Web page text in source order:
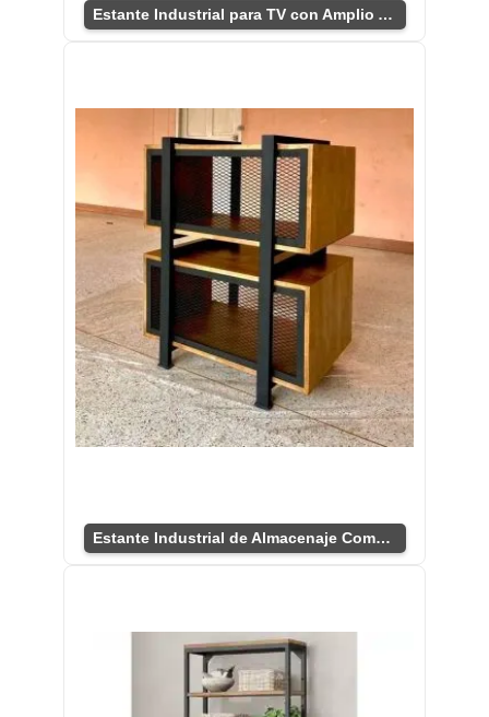
Estante Industrial para TV con Amplio Almacenaje
Estante Industrial de Almacenaje Compacto